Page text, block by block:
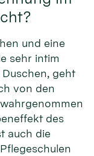
und eine
sehr intim
geht
von den
des
auch die